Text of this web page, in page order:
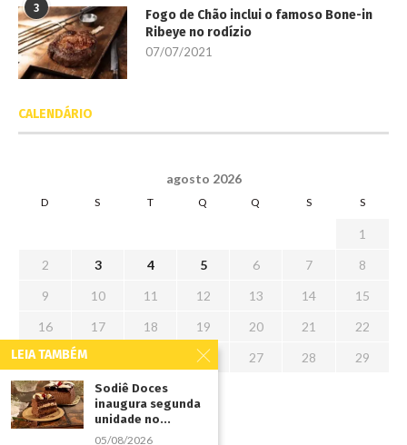
3
Fogo de Chão inclui o famoso Bone-in
Ribeye no rodízio
07/07/2021
CALENDÁRIO
agosto 2026
D S T Q Q S S
1
2
3 4 5 6 7
8
9
10 11 12 13 14
15
16
17 18 19 20 21
22
23
26 27 28
29
30
31
« jul
LEIA TAMBÉM
Sodiê Doces
inaugura segunda
unidade no...
05/08/2026